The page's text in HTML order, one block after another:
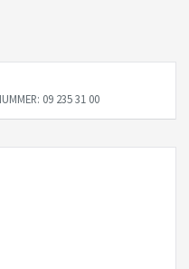
09 235 31 00